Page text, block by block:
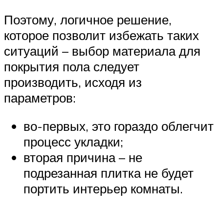
Поэтому, логичное решение,
которое позволит избежать таких
ситуаций – выбор материала для
покрытия пола следует
производить, исходя из
параметров:
во-первых, это гораздо облегчит
процесс укладки;
вторая причина – не
подрезанная плитка не будет
портить интерьер комнаты.